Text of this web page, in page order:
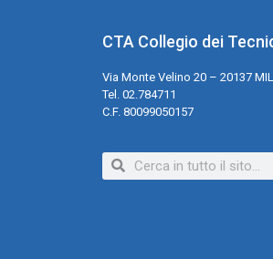
CTA Collegio dei
Via Monte Velino 20 – 20137
Tel. 02.784711
C.F. 80099050157